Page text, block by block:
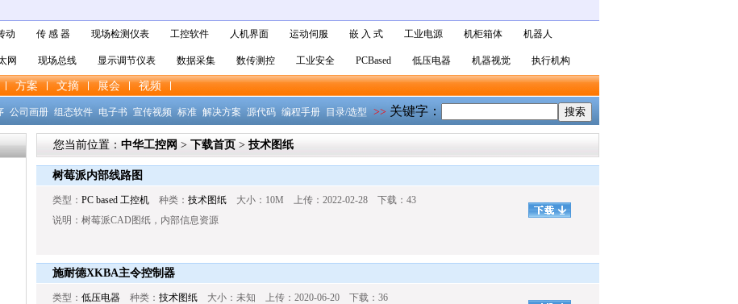
动 传 感 器 现场检测仪表 工控软件 人机界面 运动伺服 嵌 入 式 工业电源 机柜箱体 机器人
网 现场总线 显示调节仪表 数据采集 数传测控 工业安全 PCBased 低压电器 机器视觉 执行机构
方案 文摘 展会 视频
公司画册 组态软件 电子书 宣传视频 标准 解决方案 源代码 编程手册 目录/选型 >> 关键字：
您当前位置： 中华工控网 > 下载首页 > 技术图纸
树莓派内部线路图
类型： PC based 工控机 种类： 技术图纸 大小：10M 上传：2022-02-28 下载：43
说明：树莓派CAD图纸，内部信息资源
施耐德XKBA主令控制器
类型： 低压电器 种类： 技术图纸 大小：未知 上传：2020-06-20 下载：36